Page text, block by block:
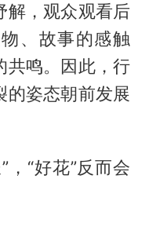
解，观众观看后
、故事的感触
共鸣。因此，行
的姿态朝前发展
，“好花”反而会